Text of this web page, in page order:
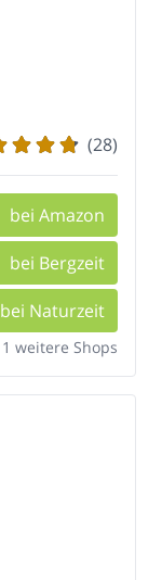
(28)
bei Amazon
bei Bergzeit
bei Naturzeit
1 weitere Shops